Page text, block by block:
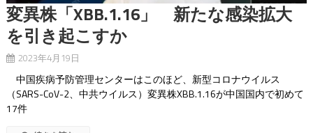
変異株「XBB.1.16」 新たな感染拡大
を引き起こすか
2023年4月19日
中国疾病予防管理センターはこのほど、新型コロナウイルス
（SARS-CoV-2、中共ウイルス）変異株XBB.1.16が中国国内で初めて
17件